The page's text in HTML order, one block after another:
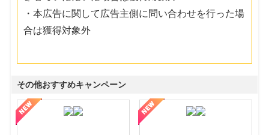
・本広告に関して広告主側に問い合わせを行った場
合は獲得対象外
その他おすすめキャンペーン